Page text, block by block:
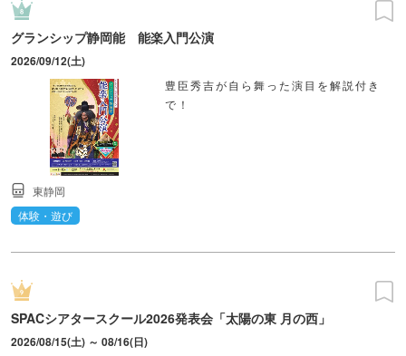
グランシップ静岡能 能楽入門公演
2026/09/12(土)
豊臣秀吉が自ら舞った演目を解説付き
で！
東静岡
体験・遊び
SPACシアタースクール2026発表会「太陽の東 月の西」
2026/08/15(土) ～ 08/16(日)